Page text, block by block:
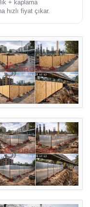
+ kaplama
hızlı fiyat çıkar.